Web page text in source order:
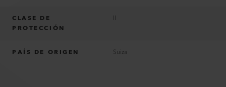
CLASE DE
PROTECCIÓN
II
PAÍS DE ORIGEN Suiza